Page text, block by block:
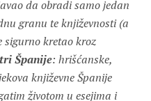
da obradi samo jedan
granu te književnosti (a
sigurno kretao kroz
tri Španije: hrišćanske,
književne Španije
životom u esejima i